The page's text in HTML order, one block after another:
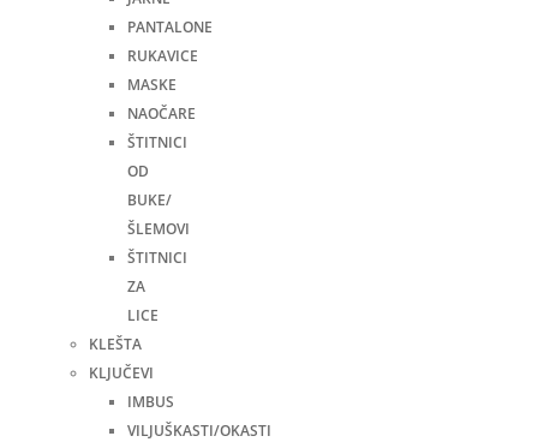
PANTALONE
RUKAVICE
MASKE
NAOČARE
ŠTITNICI
OD
BUKE/
ŠLEMOVI
ŠTITNICI
ZA
LICE
KLEŠTA
KLJUČEVI
IMBUS
VILJUŠKASTI/OKASTI